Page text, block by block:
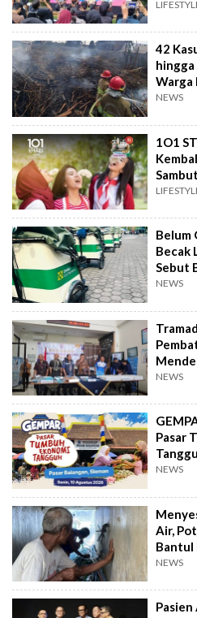
Musik
42
hingga
Warga
NEWS
1O1
dan
Belum
Becak
Sebut
NEWS
Distop
NEWS
Pasar
NEWS
Air,
Bantul
NEWS